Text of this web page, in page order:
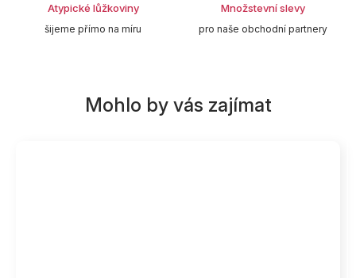
Atypické lůžkoviny
šijeme přímo na míru
Množstevní slevy
pro naše obchodní partnery